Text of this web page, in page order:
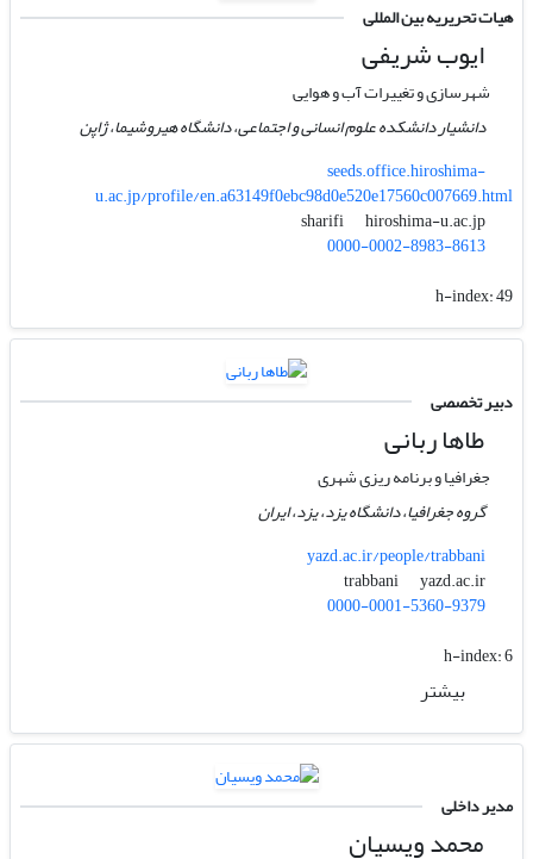
هیات تحریریه بین المللی
ایوب شریفی
شهرسازی و تغییرات آب و هوایی
دانشیار دانشکده علوم انسانی و اجتماعی، دانشگاه هیروشیما، ژاپن
seeds.office.hiroshima-
u.ac.jp/profile/en.a63149f0ebc98d0e520e17560c007669.html
sharifi
hiroshima-u.ac.jp
0000-0002-8983-8613
h-index:49
دبیر تخصصی
طاها ربانی
جغرافیا و برنامه ریزی شهری
گروه جغرافیا، دانشگاه یزد، یزد، ایران
yazd.ac.ir/people/trabbani
trabbani
yazd.ac.ir
0000-0001-5360-9379
h-index:6
بیشتر
مدیر داخلی
محمد ویسیان